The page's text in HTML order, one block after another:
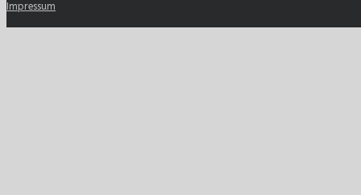
Impressum